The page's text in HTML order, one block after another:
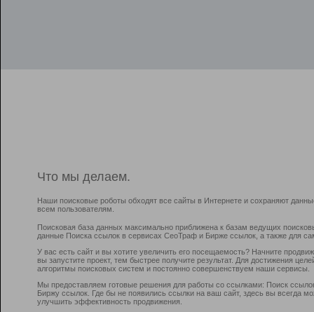
Что мы делаем.
Наши поисковые роботы обходят все сайты в Интернете и сохраняют
всем пользователям.
Поисковая база данных максимально приближена к базам ведущих
данные Поиска ссылок в сервисах СеоТраф и Бирже ссылок, а также для
У вас есть сайт и вы хотите увеличить его посещаемость? Начните
вы запустите проект, тем быстрее получите результат. Для достижения
алгоритмы поисковых систем и постоянно совершенствуем наши сервисы.
Мы предоставляем готовые решения для работы со ссылками: Поиск
Биржу ссылок. Где бы не появились ссылки на ваш сайт, здесь вы всегда
улучшить эффективность продвижения.